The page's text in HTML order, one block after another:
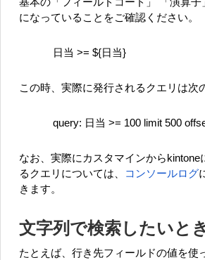
基本の「フィールドコード」 「演算子
になっていることをご確認ください。
日当 >= ${日当}
この時、実際に発行されるクエリは次
query: 日当 >= 100 limit 500
なお、実際にカスタマインからkintone
るクエリについては、
コンソールログ
きます。
文字列で検索したいとき
たとえば、行き先フィールドの値を使